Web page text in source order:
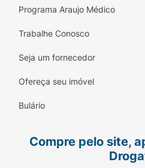
Programa Araujo Médico
Trabalhe Conosco
Seja um fornecedor
Ofereça seu imóvel
Bulário
Compre pelo site,